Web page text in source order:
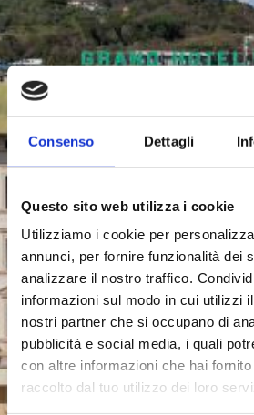
Consenso Dettagli
Questo sito web utilizza i cookie
Utilizziamo i cookie per
annunci, per fornire funzionalità dei
analizzare il nostro traffico.
informazioni sul modo in cui utilizzi
nostri partner che si occupano di
pubblicità e social media, i quali
con altre informazioni che hai
raccolto dal tuo utilizzo dei loro